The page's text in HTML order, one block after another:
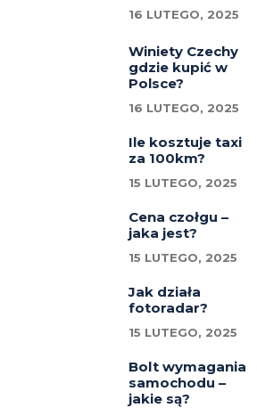
16 LUTEGO, 2025
Winiety Czechy
gdzie kupić w
Polsce?
16 LUTEGO, 2025
Ile kosztuje taxi
za 100km?
15 LUTEGO, 2025
Cena czołgu –
jaka jest?
15 LUTEGO, 2025
Jak działa
fotoradar?
15 LUTEGO, 2025
Bolt wymagania
samochodu –
jakie są?